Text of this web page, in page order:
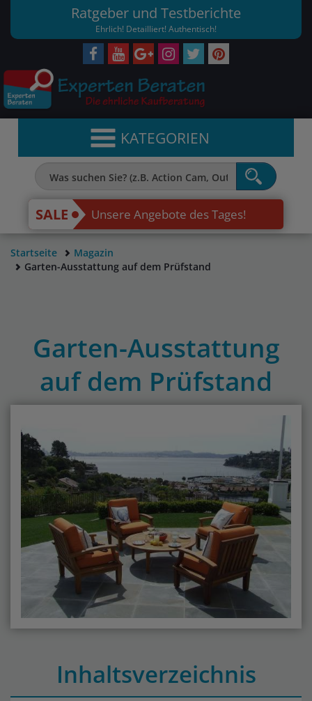
Ratgeber und Testberichte
Ehrlich! Detailliert! Authentisch!
KATEGORIEN
SALE Unsere Angebote des Tages!
Startseite
Magazin
Garten-Ausstattung auf dem Prüfstand
Garten-Ausstattung
auf dem Prüfstand
Inhaltsverzeichnis